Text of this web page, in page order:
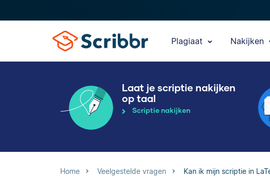
Plagiaat Nakijken
Laat je scriptie nakijken
op taal
Scriptie nakijken
Home Veelgestelde vragen Kan ik mijn scriptie in